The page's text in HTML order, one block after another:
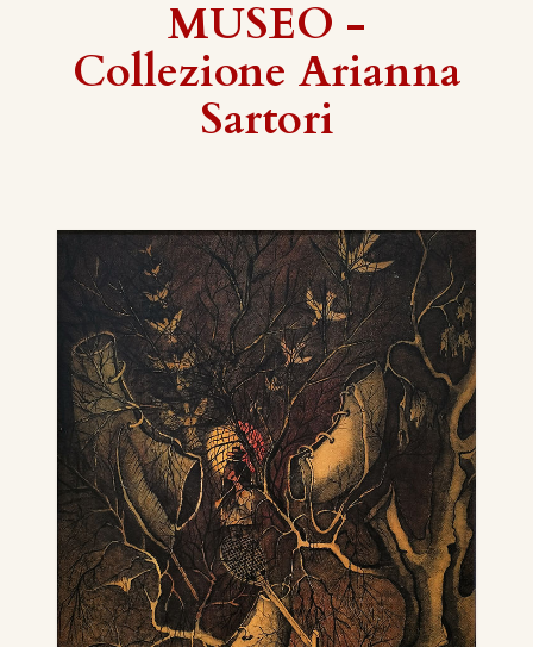
MUSEO -
Collezione Arianna
Sartori